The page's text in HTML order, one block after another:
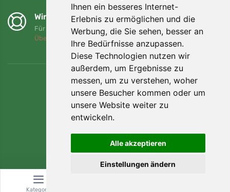
Ihnen ein besseres Internet-
Erlebnis zu ermöglichen und die
Werbung, die Sie sehen, besser an
Ihre Bedürfnisse anzupassen.
Diese Technologien nutzen wir
außerdem, um Ergebnisse zu
messen, um zu verstehen, woher
unsere Besucher kommen oder um
unsere Website weiter zu
entwickeln.
Alle akzeptieren
Einstellungen ändern
Wir unterstützen Trees.org
Für jede Bestellung pflanzen wir einen Baum! Mehr lesen
Über uns
Kategorie